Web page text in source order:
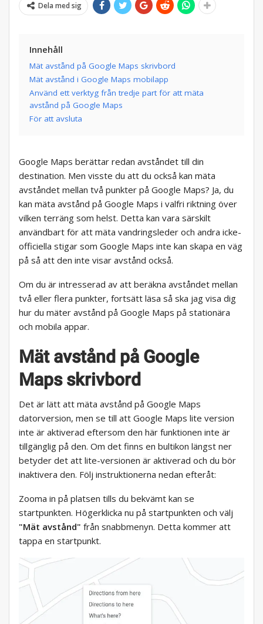
Dela med sig
Innehåll
Mät avstånd på Google Maps skrivbord
Mät avstånd i Google Maps mobilapp
Använd ett verktyg från tredje part för att mäta
avstånd på Google Maps
För att avsluta
Google Maps berättar redan avståndet till din
destination. Men visste du att du också kan mäta
avståndet mellan två punkter på Google Maps? Ja, du
kan mäta avstånd på Google Maps i valfri riktning över
vilken terräng som helst. Detta kan vara särskilt
användbart för att mäta vandringsleder och andra icke-
officiella stigar som Google Maps inte kan skapa en väg
på så att den inte visar avstånd också.
Om du är intresserad av att beräkna avståndet mellan
två eller flera punkter, fortsätt läsa så ska jag visa dig
hur du mäter avstånd på Google Maps på stationära
och mobila appar.
Mät avstånd på Google
Maps skrivbord
Det är lätt att mäta avstånd på Google Maps
datorversion, men se till att Google Maps lite version
inte är aktiverad eftersom den här funktionen inte är
tillgänglig på den. Om det finns en bultikon längst ner
betyder det att lite-versionen är aktiverad och du bör
inaktivera den. Följ instruktionerna nedan efteråt:
Zooma in på platsen tills du bekvämt kan se
startpunkten. Högerklicka nu på startpunkten och välj
"Mät avstånd" från snabbmenyn. Detta kommer att
tappa en startpunkt.